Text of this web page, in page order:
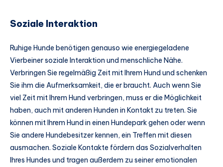
Soziale Interaktion
Ruhige Hunde benötigen genauso wie energiegeladene
Vierbeiner soziale Interaktion und menschliche Nähe.
Verbringen Sie regelmäßig Zeit mit Ihrem Hund und schenken
Sie ihm die Aufmerksamkeit, die er braucht. Auch wenn Sie
viel Zeit mit Ihrem Hund verbringen, muss er die Möglichkeit
haben, auch mit anderen Hunden in Kontakt zu treten. Sie
können mit Ihrem Hund in einen Hundepark gehen oder wenn
Sie andere Hundebesitzer kennen, ein Treffen mit diesen
ausmachen. Soziale Kontakte fördern das Sozialverhalten
Ihres Hundes und tragen außerdem zu seiner emotionalen